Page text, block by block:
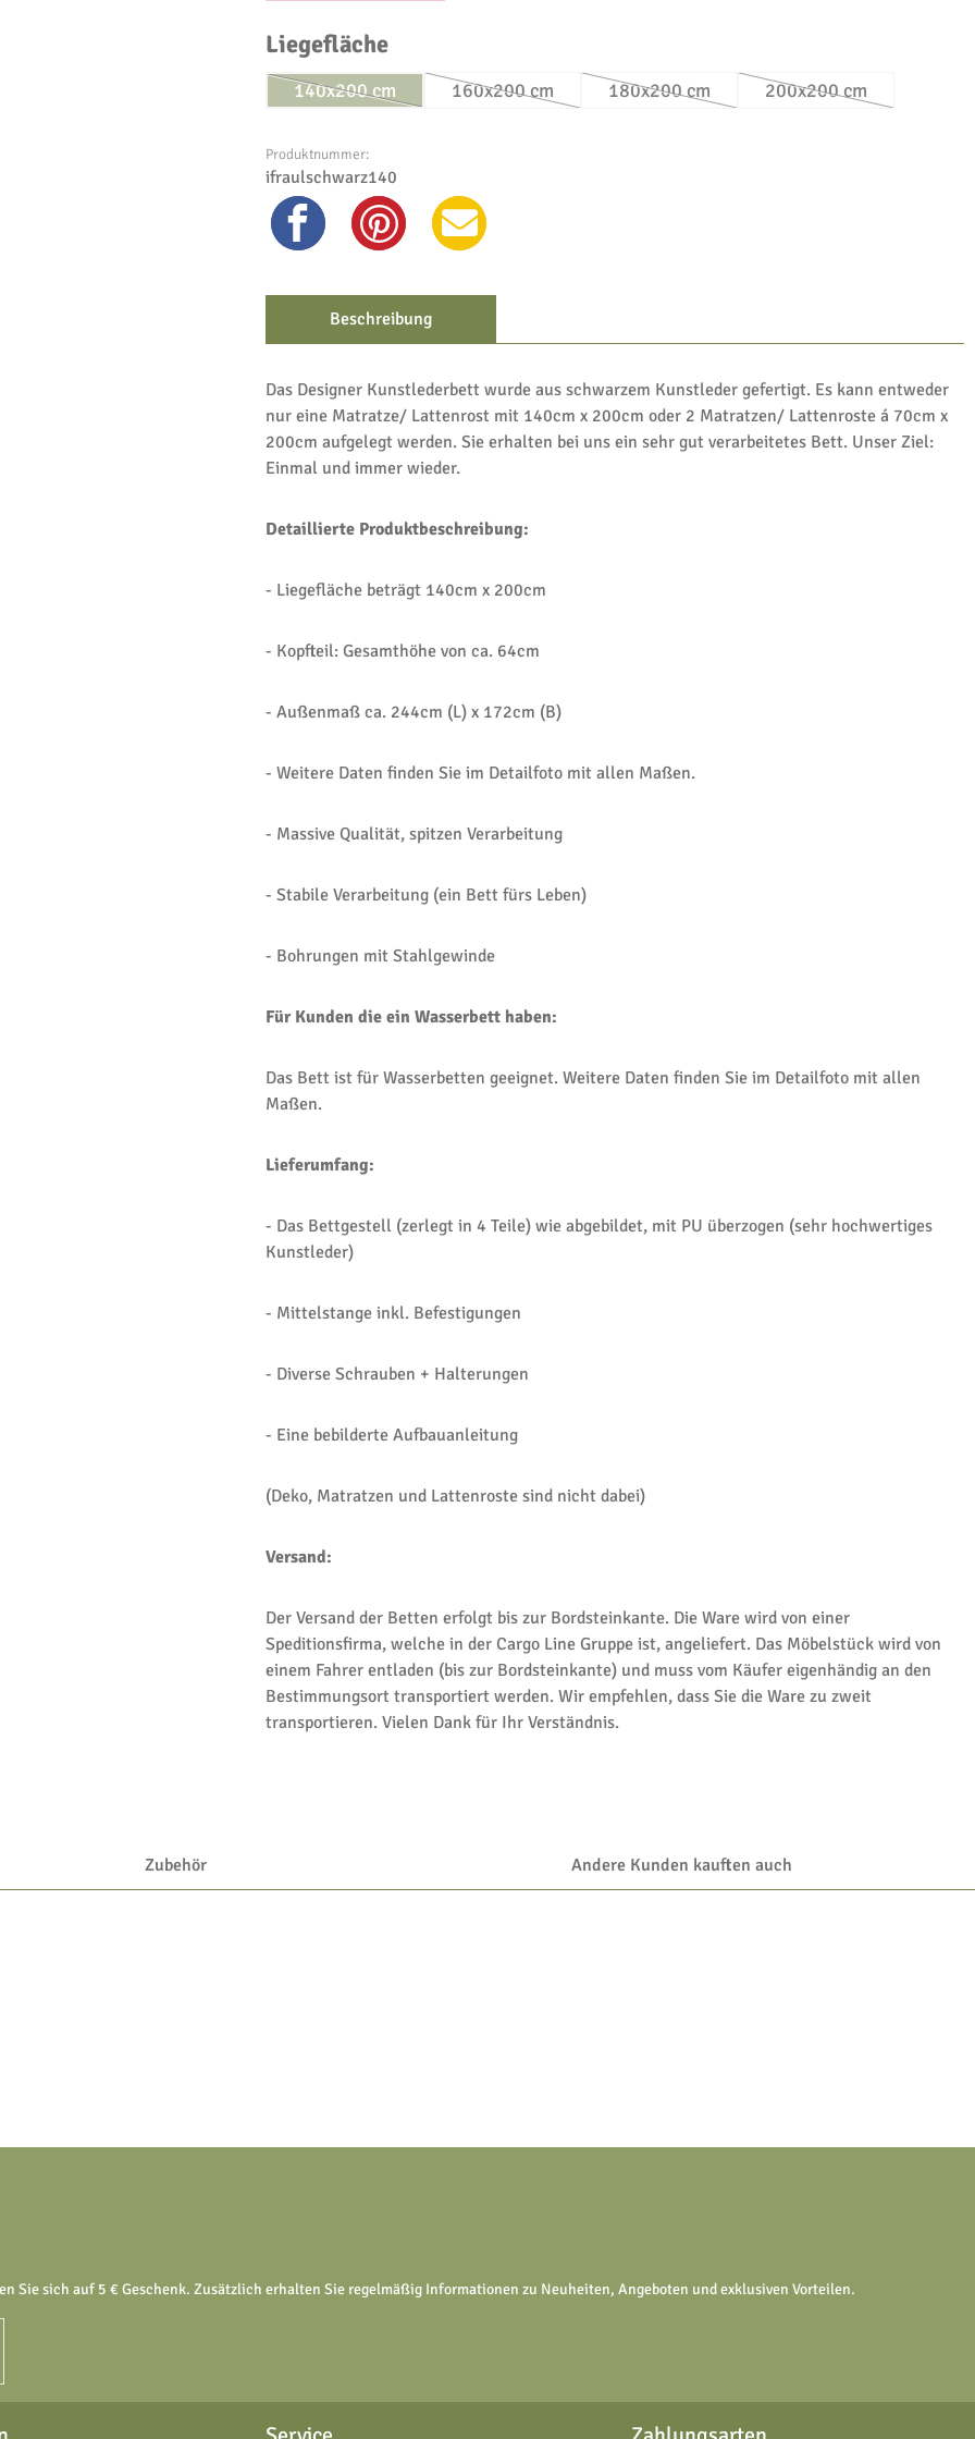
Liegeflächeauswählen
140x200 cm
(Diese Option ist zurzeit nicht verfügbar.)
160x200 cm
(Diese Option ist zurzeit nicht verfügbar.)
180x200 cm
(Diese Option ist zurzeit nicht verfügbar.)
200x200 cm
(Diese Option ist
Produktnummer:
ifraulschwarz140
Beschreibung
Das Designer Kunstlederbett wurde aus schwarzem Kunstleder gefertigt. Es kann entweder
nur eine Matratze/ Lattenrost mit 140cm x 200cm oder 2 Matratzen/ Lattenroste á 70cm x
200cm aufgelegt werden. Sie erhalten bei uns ein sehr gut verarbeitetes Bett. Unser Ziel:
Einmal und immer wieder.
Detaillierte Produktbeschreibung:
- Liegefläche beträgt 140cm x 200cm
- Kopfteil: Gesamthöhe von ca. 64cm
- Außenmaß ca. 244cm (L) x 172cm (B)
- Weitere Daten finden Sie im Detailfoto mit allen Maßen.
- Massive Qualität, spitzen Verarbeitung
- Stabile Verarbeitung (ein Bett fürs Leben)
- Bohrungen mit Stahlgewinde
Für Kunden die ein Wasserbett haben:
Das Bett ist für Wasserbetten geeignet. Weitere Daten finden Sie im Detailfoto mit allen
Maßen.
Lieferumfang:
- Das Bettgestell (zerlegt in 4 Teile) wie abgebildet, mit PU überzogen (sehr hochwertiges
Kunstleder)
- Mittelstange inkl. Befestigungen
- Diverse Schrauben + Halterungen
- Eine bebilderte Aufbauanleitung
(Deko, Matratzen und Lattenroste sind nicht dabei)
Versand:
Der Versand der Betten erfolgt bis zur Bordsteinkante. Die Ware wird von einer
Speditionsfirma, welche in der Cargo Line Gruppe ist, angeliefert. Das Möbelstück wird von
einem Fahrer entladen (bis zur Bordsteinkante) und muss vom Käufer eigenhändig an den
Bestimmungsort transportiert werden. Wir empfehlen, dass Sie die Ware zu zweit
transportieren. Vielen Dank für Ihr Verständnis.
Zubehör Andere Kunden kauften auch
Sie sich auf 5 € Geschenk. Zusätzlich erhalten Sie regelmäßig Informationen zu Neuheiten, Angeboten und exklusiven Vorteilen.